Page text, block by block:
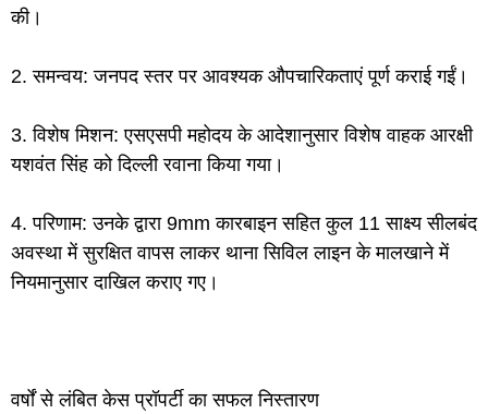
की।
2. समन्वय: जनपद स्तर पर आवश्यक औपचारिकताएं पूर्ण कराई गईं।
3. विशेष मिशन: एसएसपी महोदय के आदेशानुसार विशेष वाहक आरक्षी
यशवंत सिंह को दिल्ली रवाना किया गया।
4. परिणाम: उनके द्वारा 9mm कारबाइन सहित कुल 11 साक्ष्य सीलबंद
अवस्था में सुरक्षित वापस लाकर थाना सिविल लाइन के मालखाने में
नियमानुसार दाखिल कराए गए।
वर्षों से लंबित केस प्रॉपर्टी का सफल निस्तारण